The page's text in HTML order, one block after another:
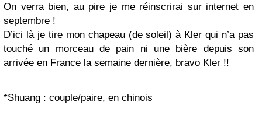
On verra bien, au pire je me réinscrirai sur internet en
septembre !
D’ici là je tire mon chapeau (de soleil) à Kler qui n’a pas
touché un morceau de pain ni une bière depuis son
arrivée en France la semaine dernière, bravo Kler !!
*Shuang : couple/paire, en chinois